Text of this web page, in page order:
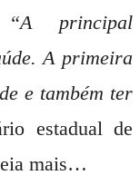
“A principal
A primeira
e também ter
estadual de
mais…